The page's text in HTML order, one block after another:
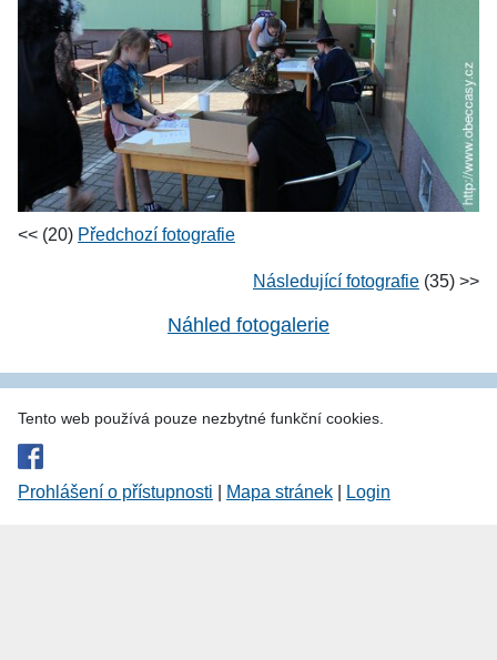
<< (20) Předchozí fotografie
Následující fotografie (35) >>
Náhled fotogalerie
Tento web používá pouze nezbytné funkční cookies.
Prohlášení o přístupnosti Mapa stránek Login